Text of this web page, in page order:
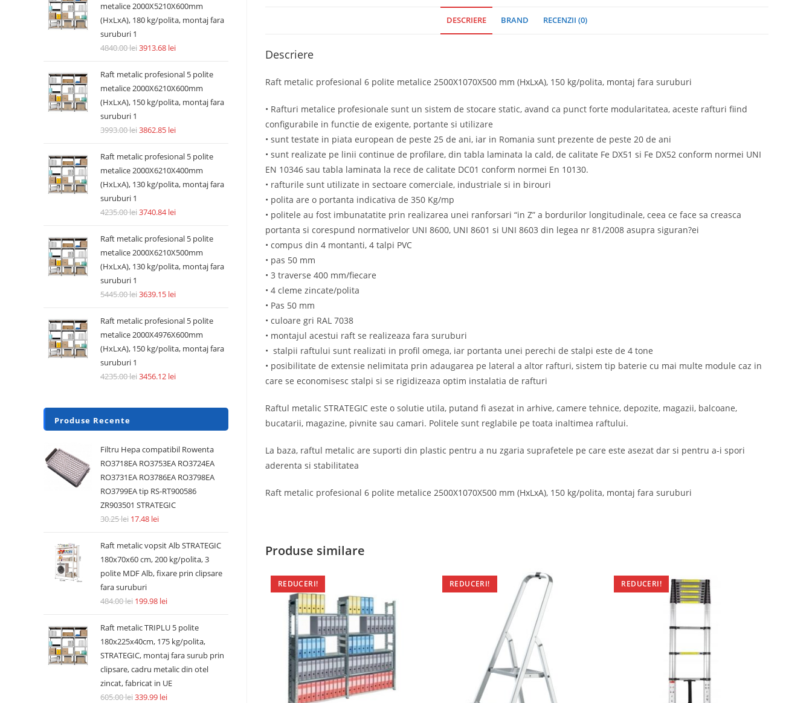
DESCRIERE BRAND RECENZII (0)
Descriere
Raft metalic profesional 6 polite metalice 2500X1070X500 mm (HxLxA), 150 kg/polita, montaj fara suruburi
• Rafturi metalice profesionale sunt un sistem de stocare static, avand ca punct forte modularitatea, aceste rafturi fiind
configurabile in functie de exigente, portante si utilizare
• sunt testate in piata european de peste 25 de ani, iar in Romania sunt prezente de peste 20 de ani
• sunt realizate pe linii continue de profilare, din tabla laminata la cald, de calitate Fe DX51 si Fe DX52 conform normei UNI
EN 10346 sau tabla laminata la rece de calitate DC01 conform normei En 10130.
• rafturile sunt utilizate in sectoare comerciale, industriale si in birouri
• polita are o portanta indicativa de 350 Kg/mp
• politele au fost imbunatatite prin realizarea unei ranforsari “in Z” a bordurilor longitudinale, ceea ce face sa creasca
portanta si corespund normativelor UNI 8600, UNI 8601 si UNI 8603 din legea nr 81/2008 asupra siguran?ei
• compus din 4 montanti, 4 talpi PVC
• pas 50 mm
• 3 traverse 400 mm/fiecare
• 4 cleme zincate/polita
• Pas 50 mm
• culoare gri RAL 7038
• montajul acestui raft se realizeaza fara suruburi
• stalpii raftului sunt realizati in profil omega, iar portanta unei perechi de stalpi este de 4 tone
• posibilitate de extensie nelimitata prin adaugarea pe lateral a altor rafturi, sistem tip baterie cu mai multe module caz in
care se economisesc stalpi si se rigidizeaza optim instalatia de rafturi
Raftul metalic STRATEGIC este o solutie utila, putand fi asezat in arhive, camere tehnice, depozite, magazii, balcoane,
bucatarii, magazine, pivnite sau camari. Politele sunt reglabile pe toata inaltimea raftului.
La baza, raftul metalic are suporti din plastic pentru a nu zgaria suprafetele pe care este asezat dar si pentru a-i spori
aderenta si stabilitatea
Raft metalic profesional 6 polite metalice 2500X1070X500 mm (HxLxA), 150 kg/polita, montaj fara suruburi
Produse similare
REDUCERI! REDUCERI! REDUCERI!
metalice 2000X5210X600mm
(HxLxA), 180 kg/polita, montaj fara
suruburi 1
4840.00lei3913.68 lei
Raft metalic profesional 5 polite
metalice 2000X6210X600mm
(HxLxA), 150 kg/polita, montaj fara
suruburi 1
3993.00lei3862.85 lei
Raft metalic profesional 5 polite
metalice 2000X6210X400mm
(HxLxA), 130 kg/polita, montaj fara
suruburi 1
4235.00lei3740.84lei
Raft metalic profesional 5 polite
metalice 2000X6210X500mm
(HxLxA), 130 kg/polita, montaj fara
suruburi 1
5445.00lei3639.15 lei
Raft metalic profesional 5 polite
metalice 2000X4976X600mm
(HxLxA), 150 kg/polita, montaj fara
suruburi 1
4235.00lei3456.12 lei
Produse Recente
Filtru Hepa compatibil Rowenta
RO3718EA RO3753EA RO3724EA
RO3731EA RO3786EA RO3798EA
RO3799EA tip RS-RT900586
ZR903501 STRATEGIC
30.25lei 17.48 lei
Raft metalic vopsit Alb STRATEGIC
180x70x60 cm, 200 kg/polita, 3
polite MDF Alb, fixare prin clipsare
fara suruburi
484.00lei 199.98 lei
Raft metalic TRIPLU 5 polite
180x225x40cm, 175 kg/polita,
STRATEGIC, montaj fara surub prin
clipsare, cadru metalic din otel
zincat, fabricat in UE
605.00lei339.99 lei